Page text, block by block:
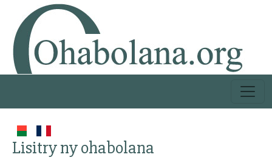
Lisitry ny ohabolana